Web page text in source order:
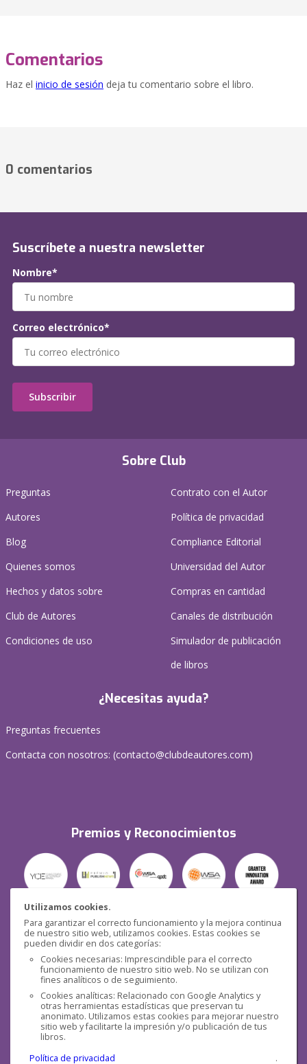
Utilizamos cookies.
Para garantizar el correcto funcionamiento y la mejora continua
de nuestro sitio web, utilizamos cookies. Estas cookies se
pueden dividir en dos categorías:
Cookies necesarias: Imprescindible para el correcto
funcionamiento de nuestro sitio web. No se utilizan con
fines analíticos o de seguimiento.
Cookies analíticas: Relacionado con Google Analytics y
otras herramientas estadísticas que preservan tu
anonimato. Utilizamos estas cookies para mejorar nuestro
sitio web y facilitarte la impresión y/o publicación de tus
libros.
Política de privacidad
.
Comentarios
Haz el inicio de sesión deja tu comentario sobre el libro.
0 comentarios
Sobre Club
Preguntas
Autores
Blog
Quienes somos
Hechos y datos sobre
Club de Autores
Condiciones de uso
Contrato con el Autor
Política de privacidad
Compliance Editorial
Universidad del Autor
Compras en cantidad
Canales de distribución
Simulador de publicación
de libros
¿Necesitas ayuda?
Preguntas frecuentes
Contacta con nosotros: (contacto@clubdeautores.com)
Premios y Reconocimientos
Seguridad
Redes sociales
Suscríbete a nuestra newsletter
Nombre*
Correo electrónico*
Subscribir